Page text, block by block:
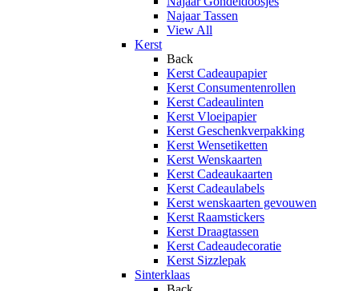
Najaar Tassen
View All
Kerst
Back
Kerst Cadeaupapier
Kerst Consumentenrollen
Kerst Cadeaulinten
Kerst Vloeipapier
Kerst Geschenkverpakking
Kerst Wensetiketten
Kerst Wenskaarten
Kerst Cadeaukaarten
Kerst Cadeaulabels
Kerst wenskaarten gevouwen
Kerst Raamstickers
Kerst Draagtassen
Kerst Cadeaudecoratie
Kerst Sizzlepak
Sinterklaas